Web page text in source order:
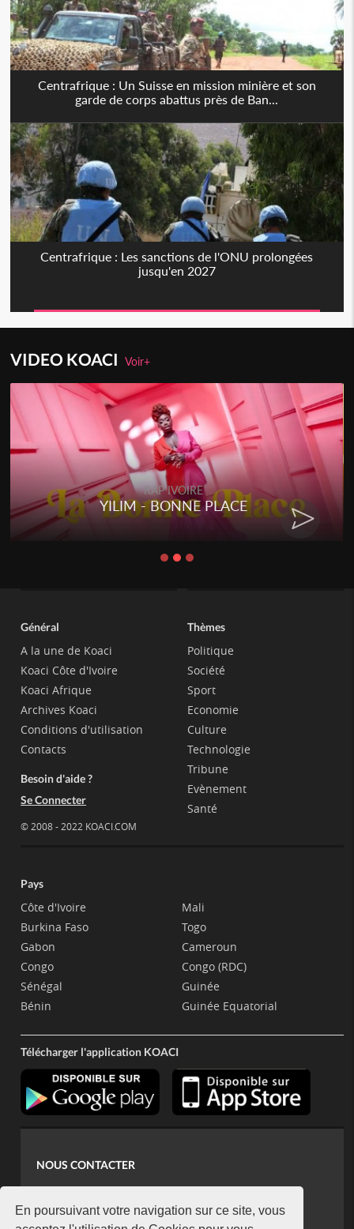
En poursuivant votre navigation sur ce site, vous
Centrafrique : Un Suisse en mission minière et son
garde de corps abattus près de Ban...
Centrafrique : Les sanctions de l'ONU prolongées
jusqu'en 2027
VIDEO KOACIVoir+
RAP IVOIRE
YILIM - BONNE PLACE
Général
A la une de Koaci
Koaci Côte d'Ivoire
Koaci Afrique
Archives Koaci
Conditions d'utilisation
Contacts
Besoin d'aide ?
Se Connecter
© 2008 - 2022 KOACI.COM
Thèmes
Politique
Société
Sport
Economie
Culture
Technologie
Tribune
Evènement
Santé
Pays
Côte d'Ivoire
Burkina Faso
Gabon
Congo
Sénégal
Bénin
Mali
Togo
Cameroun
Congo (RDC)
Guinée
Guinée Equatorial
Télécharger l'application KOACI
NOUS CONTACTER
koaci@yahoo.fr